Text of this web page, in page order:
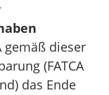
gemäß dieser
(FATCA
das Ende